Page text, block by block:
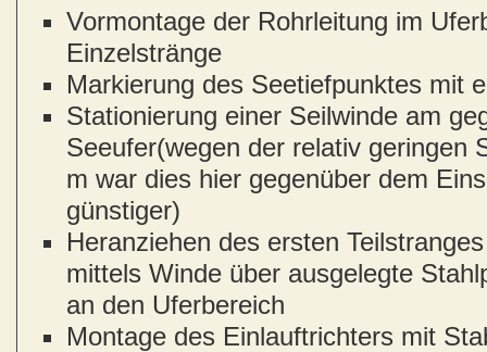
Vormontage der Rohrleitung im
Einzelstränge
Markierung des Seetiefpunktes mit
Stationierung einer Seilwinde am
Seeufer(wegen der relativ geringen
m war dies hier gegenüber dem
günstiger)
Heranziehen des ersten
mittels Winde über ausgelegte
an den Uferbereich
Montage des Einlauftrichters mit